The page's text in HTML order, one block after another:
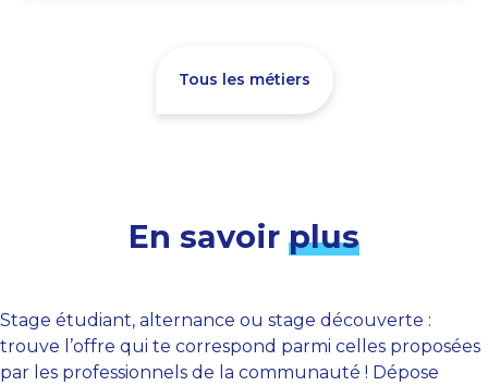
Tous les métiers
En savoir plus
Stage étudiant, alternance ou stage découverte :
trouve l’offre qui te correspond parmi celles proposées
par les professionnels de la communauté ! Dépose